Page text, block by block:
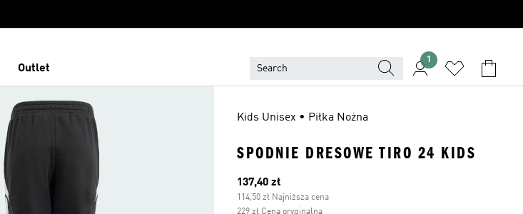
Outlet
1
Kids Unisex • Piłka Nożna
SPODNIE DRESOWE TIRO 24 KIDS
Bieżąca cena
137,40 zł
114,50 zł Najniższa cena
229 zł Cena oryginalna